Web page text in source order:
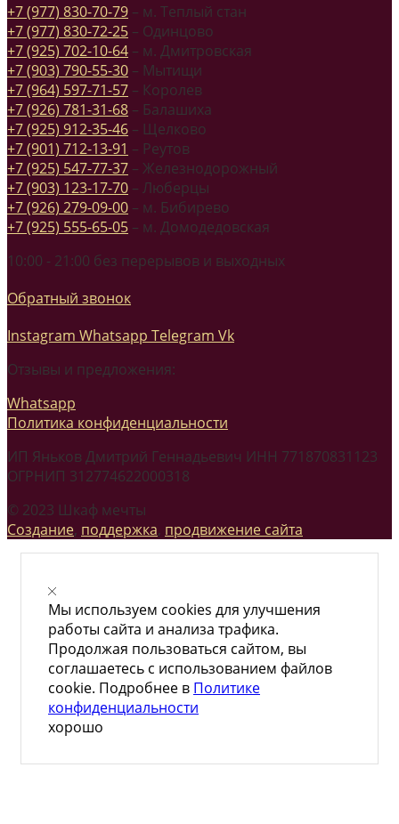
+7 (977) 830-70-79 – м. Теплый стан
+7 (977) 830-72-25 – Одинцово
+7 (925) 702-10-64 – м. Дмитровская
+7 (903) 790-55-30 – Мытищи
+7 (964) 597-71-57 – Королев
+7 (926) 781-31-68 – Балашиха
+7 (925) 912-35-46 – Щелково
+7 (901) 712-13-91 – Реутов
+7 (925) 547-77-37 – Железнодорожный
+7 (903) 123-17-70 – Люберцы
+7 (926) 279-09-00 – м. Бибирево
+7 (925) 555-65-05 – м. Домодедовская
10:00 - 21:00 без перерывов и выходных
Обратный звонок
Instagram Whatsapp Telegram Vk
Отзывы и предложения:
Whatsapp
Политика конфиденциальности
ИП Яньков Дмитрий Геннадьевич ИНН 771870831123
ОГРНИП 312774622000318
© 2023 Шкаф мечты
Создание, поддержка, продвижение сайта
Мы используем cookies для улучшения
работы сайта и анализа трафика.
Продолжая пользоваться сайтом, вы
соглашаетесь с использованием файлов
cookie. Подробнее в Политике
конфиденциальности
хорошо